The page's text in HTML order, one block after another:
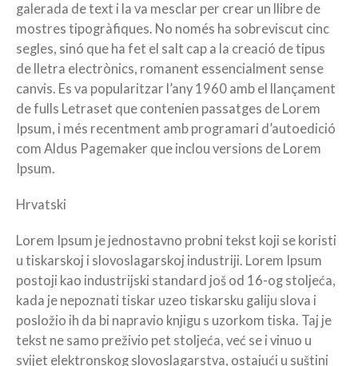
galerada de text i la va mesclar per crear un llibre de
mostres tipogràfiques. No només ha sobreviscut cinc
segles, sinó que ha fet el salt cap a la creació de tipus
de lletra electrònics, romanent essencialment sense
canvis. Es va popularitzar l’any 1960 amb el llançament
de fulls Letraset que contenien passatges de Lorem
Ipsum, i més recentment amb programari d’autoedició
com Aldus Pagemaker que inclou versions de Lorem
Ipsum.
Hrvatski
Lorem Ipsum je jednostavno probni tekst koji se koristi
u tiskarskoj i slovoslagarskoj industriji. Lorem Ipsum
postoji kao industrijski standard još od 16-og stoljeća,
kada je nepoznati tiskar uzeo tiskarsku galiju slova i
posložio ih da bi napravio knjigu s uzorkom tiska. Taj je
tekst ne samo preživio pet stoljeća, već se i vinuo u
svijet elektronskog slovoslagarstva, ostajući u suštini